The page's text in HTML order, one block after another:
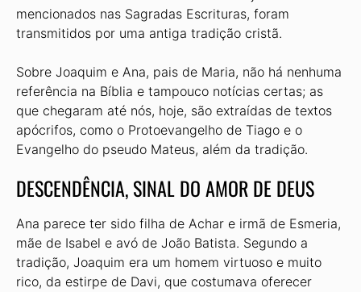
mencionados nas Sagradas Escrituras, foram
transmitidos por uma antiga tradição cristã.
Sobre Joaquim e Ana, pais de Maria, não há nenhuma
referência na Bíblia e tampouco notícias certas; as
que chegaram até nós, hoje, são extraídas de textos
apócrifos, como o Protoevangelho de Tiago e o
Evangelho do pseudo Mateus, além da tradição.
DESCENDÊNCIA, SINAL DO AMOR DE DEUS
Ana parece ter sido filha de Achar e irmã de Esmeria,
mãe de Isabel e avó de João Batista. Segundo a
tradição, Joaquim era um homem virtuoso e muito
rico, da estirpe de Davi, que costumava oferecer